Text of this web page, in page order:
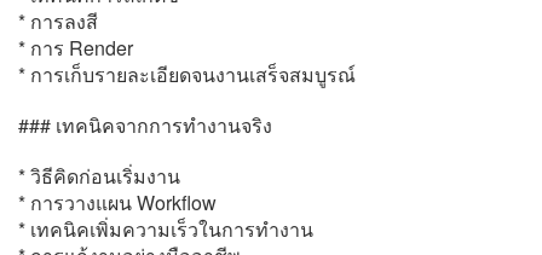
* การลงสี
* การ Render
* การเก็บรายละเอียดจนงานเสร็จสมบูรณ์
### เทคนิคจากการทำงานจริง
* วิธีคิดก่อนเริ่มงาน
* การวางแผน Workflow
* เทคนิคเพิ่มความเร็วในการทำงาน